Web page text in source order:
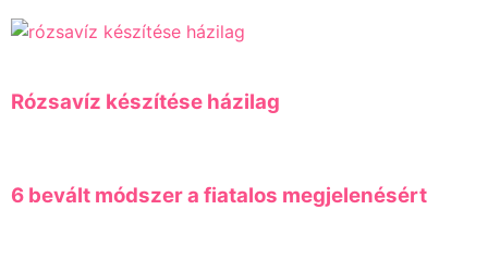
Rózsavíz készítése házilag
6 bevált módszer a fiatalos megjelenésért